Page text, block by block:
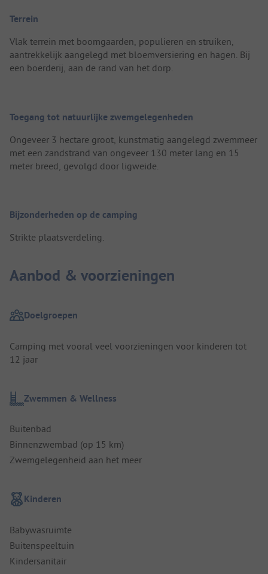
Terrein
Vlak terrein met boomgaarden, populieren en struiken,
aantrekkelijk aangelegd met bloemversiering en hagen. Bij
een boerderij, aan de rand van het dorp.
Toegang tot natuurlijke zwemgelegenheden
Ongeveer 3 hectare groot, kunstmatig aangelegd zwemmeer
met een zandstrand van ongeveer 130 meter lang en 15
meter breed, gevolgd door ligweide.
Bijzonderheden op de camping
Strikte plaatsverdeling.
Aanbod & voorzieningen
Doelgroepen
Camping met vooral veel voorzieningen voor kinderen tot
12 jaar
Zwemmen & Wellness
Buitenbad
Binnenzwembad (op 15 km)
Zwemgelegenheid aan het meer
Kinderen
Babywasruimte
Buitenspeeltuin
Kindersanitair